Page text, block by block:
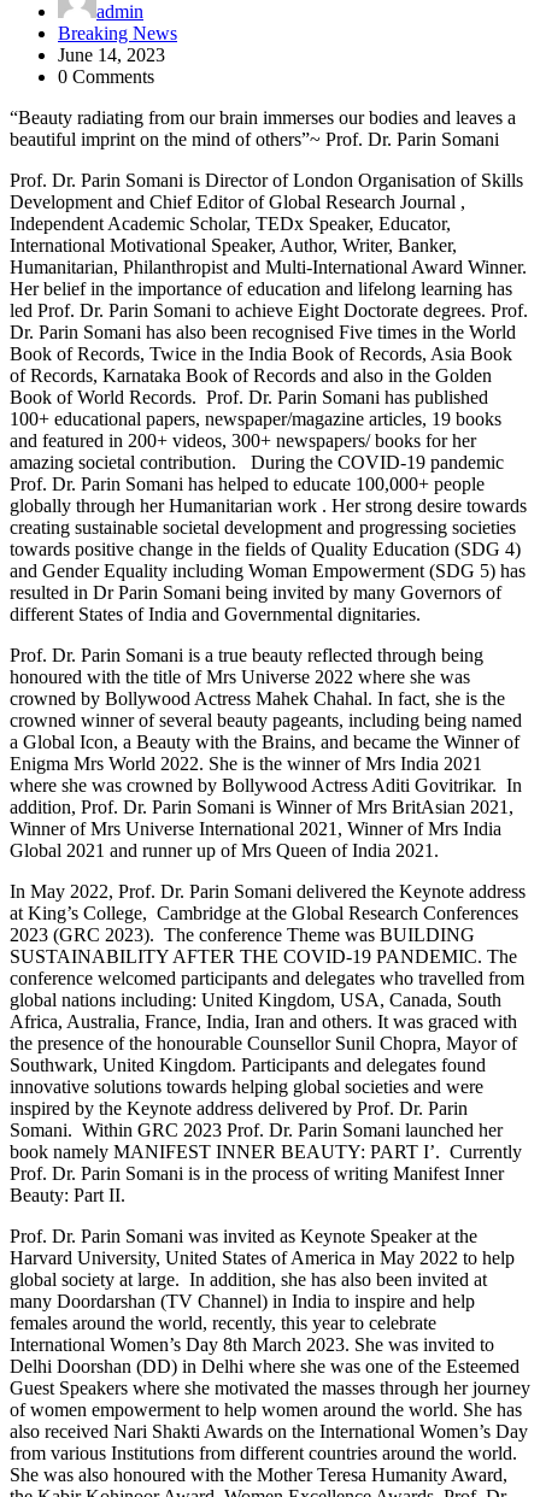
admin
Breaking News
June 14, 2023
0 Comments
“Beauty radiating from our brain immerses our bodies and leaves a
beautiful imprint on the mind of others”~ Prof. Dr. Parin Somani
Prof. Dr. Parin Somani is Director of London Organisation of Skills
Development and Chief Editor of Global Research Journal ,
Independent Academic Scholar, TEDx Speaker, Educator,
International Motivational Speaker, Author, Writer, Banker,
Humanitarian, Philanthropist and Multi-International Award Winner.
Her belief in the importance of education and lifelong learning has
led Prof. Dr. Parin Somani to achieve Eight Doctorate degrees. Prof.
Dr. Parin Somani has also been recognised Five times in the World
Book of Records, Twice in the India Book of Records, Asia Book
of Records, Karnataka Book of Records and also in the Golden
Book of World Records. Prof. Dr. Parin Somani has published
100+ educational papers, newspaper/magazine articles, 19 books
and featured in 200+ videos, 300+ newspapers/ books for her
amazing societal contribution. During the COVID-19 pandemic
Prof. Dr. Parin Somani has helped to educate 100,000+ people
globally through her Humanitarian work . Her strong desire towards
creating sustainable societal development and progressing societies
towards positive change in the fields of Quality Education (SDG 4)
and Gender Equality including Woman Empowerment (SDG 5) has
resulted in Dr Parin Somani being invited by many Governors of
different States of India and Governmental dignitaries.
Prof. Dr. Parin Somani is a true beauty reflected through being
honoured with the title of Mrs Universe 2022 where she was
crowned by Bollywood Actress Mahek Chahal. In fact, she is the
crowned winner of several beauty pageants, including being named
a Global Icon, a Beauty with the Brains, and became the Winner of
Enigma Mrs World 2022. She is the winner of Mrs India 2021
where she was crowned by Bollywood Actress Aditi Govitrikar. In
addition, Prof. Dr. Parin Somani is Winner of Mrs BritAsian 2021,
Winner of Mrs Universe International 2021, Winner of Mrs India
Global 2021 and runner up of Mrs Queen of India 2021.
In May 2022, Prof. Dr. Parin Somani delivered the Keynote address
at King’s College, Cambridge at the Global Research Conferences
2023 (GRC 2023). The conference Theme was BUILDING
SUSTAINABILITY AFTER THE COVID-19 PANDEMIC. The
conference welcomed participants and delegates who travelled from
global nations including: United Kingdom, USA, Canada, South
Africa, Australia, France, India, Iran and others. It was graced with
the presence of the honourable Counsellor Sunil Chopra, Mayor of
Southwark, United Kingdom. Participants and delegates found
innovative solutions towards helping global societies and were
inspired by the Keynote address delivered by Prof. Dr. Parin
Somani. Within GRC 2023 Prof. Dr. Parin Somani launched her
book namely MANIFEST INNER BEAUTY: PART I’. Currently
Prof. Dr. Parin Somani is in the process of writing Manifest Inner
Beauty: Part II.
Prof. Dr. Parin Somani was invited as Keynote Speaker at the
Harvard University, United States of America in May 2022 to help
global society at large. In addition, she has also been invited at
many Doordarshan (TV Channel) in India to inspire and help
females around the world, recently, this year to celebrate
International Women’s Day 8th March 2023. She was invited to
Delhi Doorshan (DD) in Delhi where she was one of the Esteemed
Guest Speakers where she motivated the masses through her journey
of women empowerment to help women around the world. She has
also received Nari Shakti Awards on the International Women’s Day
from various Institutions from different countries around the world.
She was also honoured with the Mother Teresa Humanity Award,